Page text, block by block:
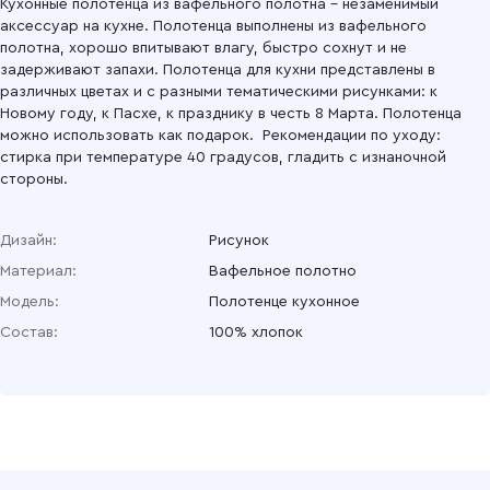
Кухонные полотенца из вафельного полотна – незаменимый
аксессуар на кухне. Полотенца выполнены из вафельного
полотна, хорошо впитывают влагу, быстро сохнут и не
задерживают запахи. Полотенца для кухни представлены в
различных цветах и с разными тематическими рисунками: к
Новому году, к Пасхе, к празднику в честь 8 Марта. Полотенца
можно использовать как подарок. Рекомендации по уходу:
стирка при температуре 40 градусов, гладить с изнаночной
стороны.
Дизайн:
Рисунок
Материал:
Вафельное полотно
Модель:
Полотенце кухонное
Состав:
100% хлопок